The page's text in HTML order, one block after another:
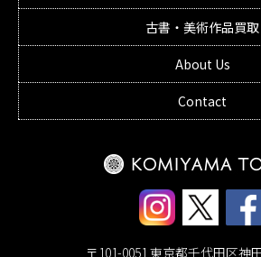
古書・美術作品買取
About Us
Contact
〒101-0051 東京都千代田区神